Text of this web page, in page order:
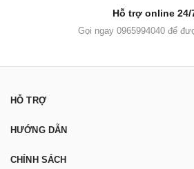
Hỗ trợ online 24/
Gọi ngay 0965994040 để
HỖ TRỢ
HƯỚNG DẪN
CHÍNH SÁCH